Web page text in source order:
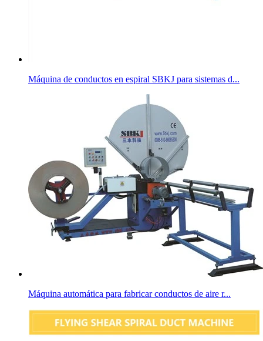
Máquina de conductos en espiral SBKJ para sistemas d...
Máquina automática para fabricar conductos de aire r...